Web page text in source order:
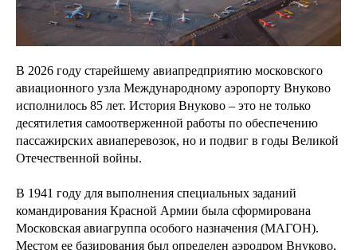
В 2026 году старейшему авиапредприятию московского
авиационного узла Международному аэропорту Внуково
исполнилось 85 лет. История Внуково – это не только
десятилетия самоотверженной работы по обеспечению
пассажирских авиаперевозок, но и подвиг в годы Великой
Отечественной войны.
В 1941 году для выполнения специальных заданий
командирования Красной Армии была сформирована
Московская авиагруппа особого назначения (МАГОН).
Местом ее базирования был определен аэродром Внуково,